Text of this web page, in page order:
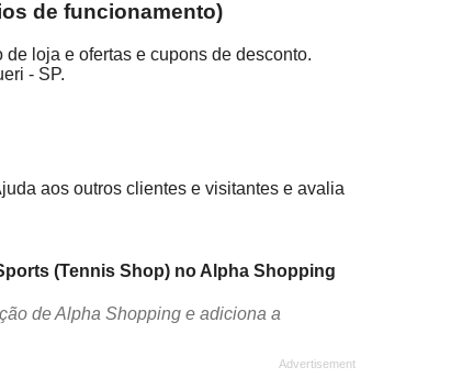
de funcionamento)
loja e ofertas e cupons de desconto.
- SP.
aos outros clientes e visitantes e avalia
(Tennis Shop) no Alpha Shopping
de Alpha Shopping e adiciona a